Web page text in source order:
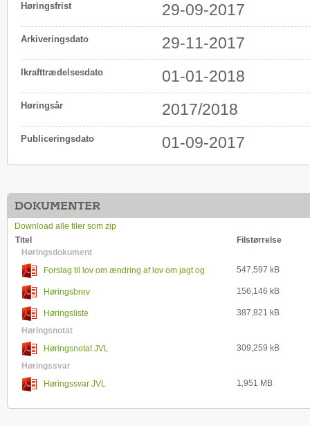
Høringsfrist 29-09-2017
Arkiveringsdato 29-11-2017
Ikrafttrædelsesdato 01-01-2018
Høringsår 2017/2018
Publiceringsdato 01-09-2017
DOKUMENTER
Download alle filer som zip
Titel
Filstørrelse
Høringsdokument
Forslag til lov om ændring af lov om jagt og
vildtforvaltning
547,597 kB
Høringsbrev 156,146 kB
Høringsliste
387,821 kB
Høringsnotat
Høringsnotat JVL
309,259 kB
Høringssvar
Høringssvar JVL
1,951 MB